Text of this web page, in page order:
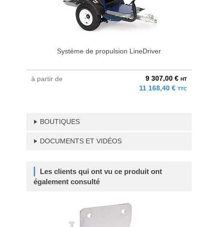
Système de propulsion LineDriver
à partir de 9 307,00 € HT
11 168,40 € TTC
BOUTIQUES
DOCUMENTS ET VIDÉOS
Les clients qui ont vu ce produit ont
également consulté